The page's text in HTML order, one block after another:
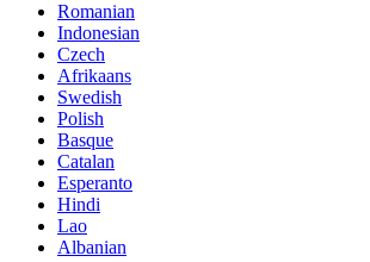
Romanian
Indonesian
Czech
Afrikaans
Swedish
Polish
Basque
Catalan
Esperanto
Hindi
Lao
Albanian